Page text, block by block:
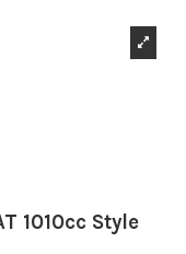
1010cc Style